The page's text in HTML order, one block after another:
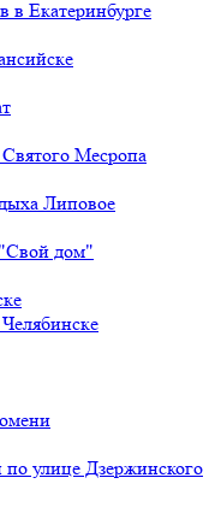
в Екатеринбурге
Месропа
Липовое
"Свой дом"
по улице Дзержинского